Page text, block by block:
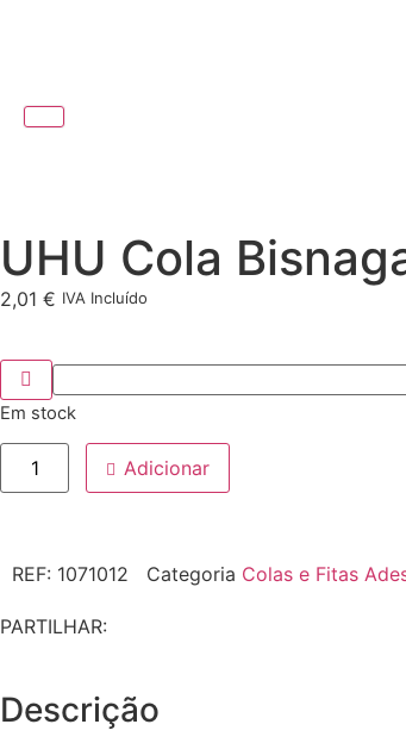
UHU Cola
2,01 € IVA Incluído
Em stock
Adicionar
REF: 1071012 Categoria Colas e Fitas
PARTILHAR:
Descrição